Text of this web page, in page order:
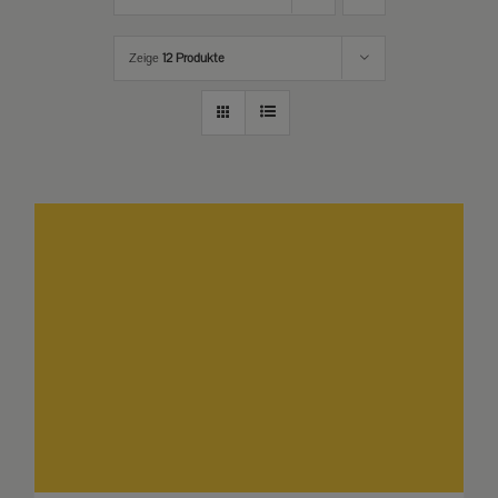
Zeige 12 Produkte